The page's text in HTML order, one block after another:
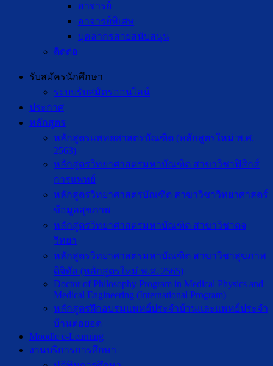
อาจารย์
อาจารย์พิเศษ
บุคลากรสายสนับสนุน
ติดต่อ
รับสมัครนักศึกษา
ระบบรับสมัครออนไลน์
ประกาศ
หลักสูตร
หลักสูตรแพทยศาสตรบัณฑิต (หลักสูตรใหม่ พ.ศ.
2563)
หลักสูตรวิทยาศาสตรมหาบัณฑิต สาขาวิชาฟิสิกส์
การแพทย์
หลักสูตรวิทยาศาสตรบัณฑิต สาขาวิชาวิทยาศาสตร์
ข้อมูลสุขภาพ
หลักสูตรวิทยาศาสตรมหาบัณฑิต สาขาวิชาตจ
วิทยา
หลักสูตรวิทยาศาสตรมหาบัณฑิต สาขาวิชาสุขภาพ
ดิจิทัล (หลักสูตรใหม่ พ.ศ. 2565)
Doctor of Philosophy Program in Medical Physics and
Medical Engineering (International Program)
หลักสูตรฝึกอบรมแพทย์ประจำบ้านและแพทย์ประจำ
บ้านต่อยอด
Moodle e-Learning
งานบริการการศึกษา